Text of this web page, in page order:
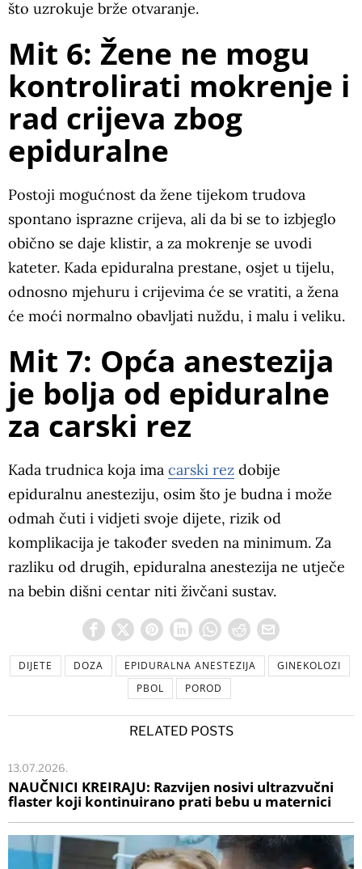
što uzrokuje brže otvaranje.
Mit 6: Žene ne mogu
kontrolirati mokrenje i
rad crijeva zbog
epiduralne
Postoji mogućnost da žene tijekom trudova
spontano isprazne crijeva, ali da bi se to izbjeglo
obično se daje klistir, a za mokrenje se uvodi
kateter. Kada epiduralna prestane, osjet u tijelu,
odnosno mjehuru i crijevima će se vratiti, a žena
će moći normalno obavljati nuždu, i malu i veliku.
Mit 7: Opća anestezija
je bolja od epiduralne
za carski rez
Kada trudnica koja ima carski rez dobije
epiduralnu anesteziju, osim što je budna i može
odmah čuti i vidjeti svoje dijete, rizik od
komplikacija je također sveden na minimum. Za
razliku od drugih, epiduralna anestezija ne utječe
na bebin dišni centar niti živčani sustav.
DIJETE DOZA EPIDURALNA ANESTEZIJA
GINEKOLOZI
PBOL
POROD
RELATED POSTS
13.07.2026.
NAUČNICI KREIRAJU: Razvijen nosivi ultrazvučni
flaster koji kontinuirano prati bebu u maternici